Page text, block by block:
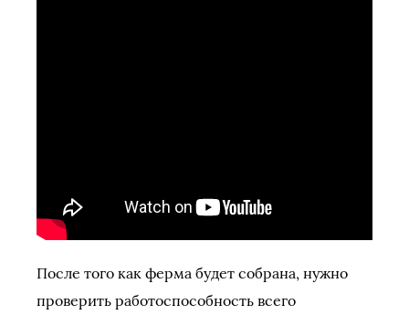
После того как ферма будет собрана, нужно
проверить работоспособность всего